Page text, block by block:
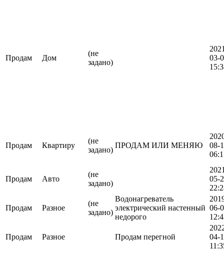
Продам Дом
(не
задано)
03-
Продам Квартиру
(не
задано)
ПРОДАМ ИЛИ МЕНЯЮ
08-
Продам Авто
(не
задано)
05-
Продам Разное
(не
задано)
Водонагреватель
электрический настенный
недорого
06-
Продам Разное Продам перегной
04-